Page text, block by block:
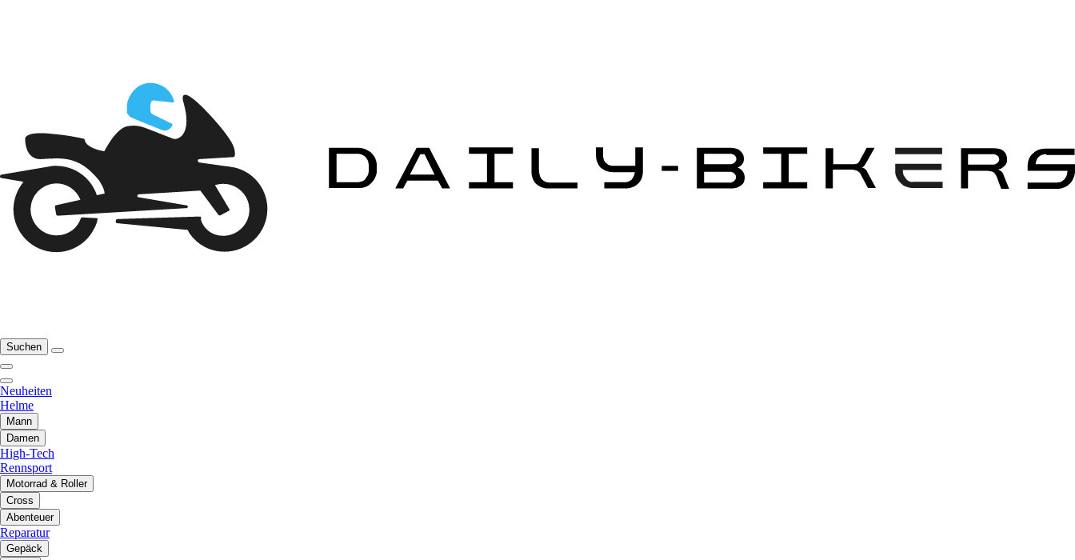
Suchen
Neuheiten
Helme
Mann
Damen
High-Tech
Rennsport
Motorrad & Roller
Cross
Abenteuer
Reparatur
Gepäck